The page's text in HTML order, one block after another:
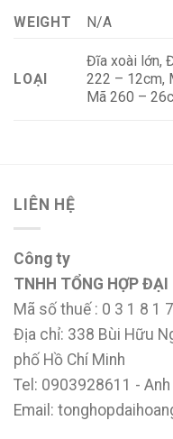
WEIGHT N/A
LOẠI
Đĩa xoài lớn,
222 – 12cm,
Mã 260 –
LIÊN HỆ
Công ty
TNHH TỔNG HỢP ĐẠI
Mã số thuế : 0 3 1 8 1
Địa chỉ: 338 Bùi Hữu
phố Hồ Chí Minh
Tel: 0903928611 - Anh
Email: